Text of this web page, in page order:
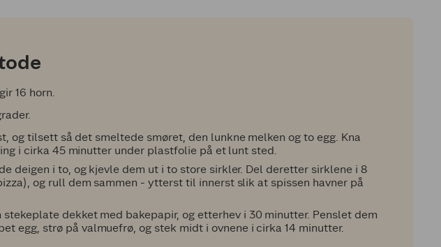
16 horn.
og tilsett så det smeltede smøret, den lunkne melken og to egg. Kna
i cirka 45 minutter under plastfolie på et lunt sted.
deigen i to, og kjevle dem ut i to store sirkler. Del deretter sirklene i 8
og rull dem sammen - ytterst til innerst slik at spissen havner på
stekeplate dekket med bakepapir, og etterhev i 30 minutter. Penslet dem
egg, strø på valmuefrø, og stek midt i ovnene i cirka 14 minutter.